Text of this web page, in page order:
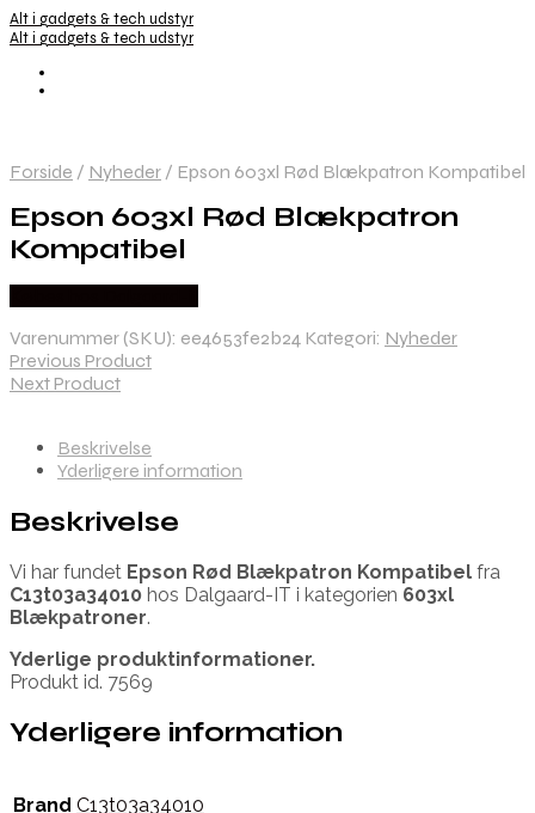
Alt i gadgets & tech udstyr
Alt i gadgets & tech udstyr
Forside / Nyheder / Epson 603xl Rød Blækpatron Kompatibel
Epson 603xl Rød Blækpatron
Kompatibel
Varenummer (SKU): ee4653fe2b24 Kategori: Nyheder
Previous Product
Next Product
Beskrivelse
Yderligere information
Beskrivelse
Vi har fundet Epson Rød Blækpatron Kompatibel fra
C13t03a34010 hos Dalgaard-IT i kategorien 603xl
Blækpatroner.
Yderlige produktinformationer.
Produkt id. 7569
Yderligere information
Brand C13t03a34010